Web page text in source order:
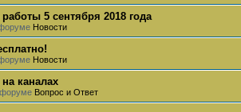
5 сентября 2018 года
Новости
Новости
каналах
Вопрос и Ответ